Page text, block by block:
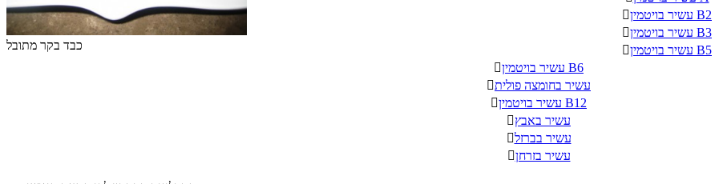
כבד בקר מתובל

עשיר בויטמין B2

עשיר בויטמין B3

עשיר בויטמין B5

עשיר בויטמין B6
עשיר בחומצה פולית

עשיר בויטמין B12
עשיר באבץ
עשיר בברזל
עשיר בזרחן